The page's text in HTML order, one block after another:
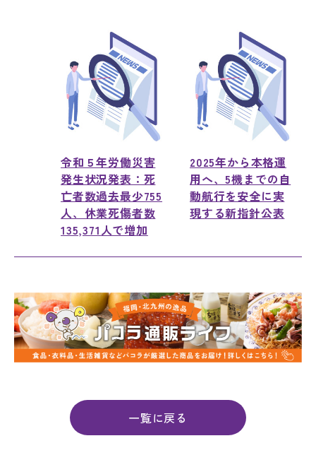
令和５年労働災害
発生状況発表：死
亡者数過去最少755
人、休業死傷者数
135,371人で増加
2025年から本格運
用へ、5機までの自
動航行を安全に実
現する新指針公表
一覧に戻る